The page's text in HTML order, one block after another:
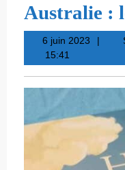
Australie :
6 juin 20236
2023
15:41